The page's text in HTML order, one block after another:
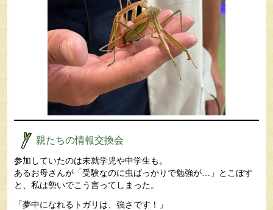
親たちの情報交換会
参加していたのは未就学児や中学生も。
あるお母さんが「受験なのに虫ばっかりで勉強が…」とこぼす
と、私は勢いでこう言ってしまった。
「夢中になれるトガリは、強さです！」